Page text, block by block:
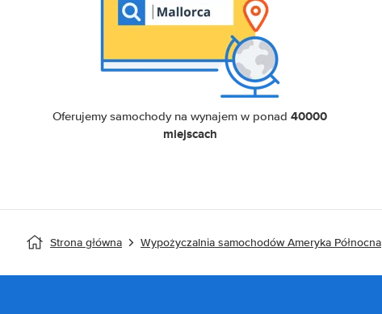
Oferujemy samochody na wynajem w ponad40000
miejscach
Strona główna Wypożyczalnia samochodów Ameryka Północna